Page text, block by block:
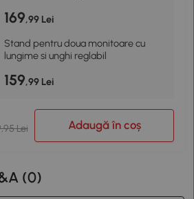
169,99 Lei
Stand pentru doua monitoare cu
lungime si unghi reglabil
159,99 Lei
Lei Adaugă în coș
(0)